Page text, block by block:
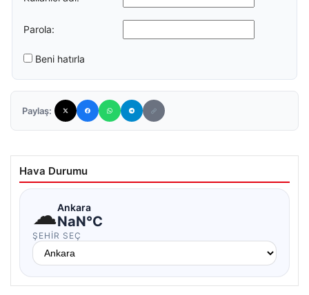
Parola:
Beni hatırla
Paylaş:
Hava Durumu
☁Ankara
NaN°C
ŞEHIR SEÇ